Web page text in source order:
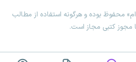
محفوظ بوده و هرگونه استفاده از مطالب
مجوز کتبی مجاز است.